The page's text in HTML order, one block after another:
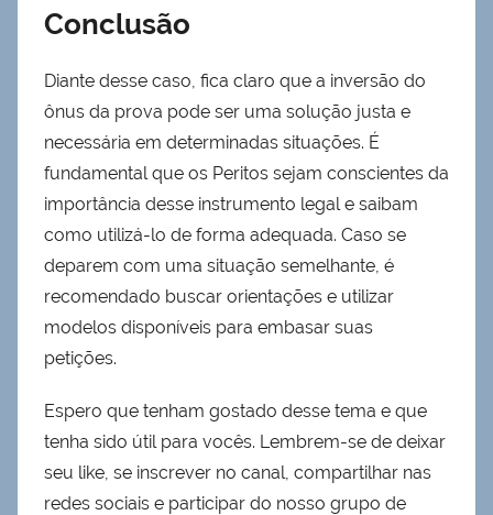
Conclusão
Diante desse caso, fica claro que a inversão do
ônus da prova pode ser uma solução justa e
necessária em determinadas situações. É
fundamental que os Peritos sejam conscientes da
importância desse instrumento legal e saibam
como utilizá-lo de forma adequada. Caso se
deparem com uma situação semelhante, é
recomendado buscar orientações e utilizar
modelos disponíveis para embasar suas
petições.
Espero que tenham gostado desse tema e que
tenha sido útil para vocês. Lembrem-se de deixar
seu like, se inscrever no canal, compartilhar nas
redes sociais e participar do nosso grupo de